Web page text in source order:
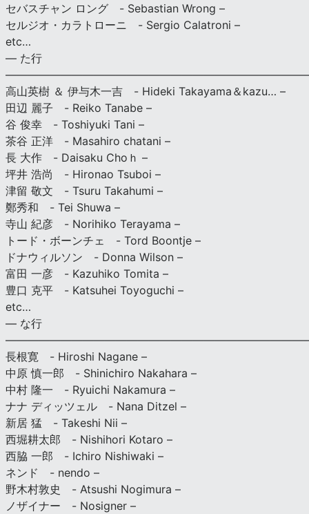
セバスチャン ロング - Sebastian Wrong –
セルジオ・カラトローニ - Sergio Calatroni –
etc…
— た行
高山英樹 ＆ 伊与木一吉 - Hideki Takayama＆kazu… –
田辺 麗子 - Reiko Tanabe –
谷 俊幸 - Toshiyuki Tani –
茶谷 正洋 - Masahiro chatani –
長 大作 - Daisaku Choｈ –
坪井 浩尚 - Hironao Tsuboi –
津留 敬文 - Tsuru Takahumi –
鄭秀和 - Tei Shuwa –
寺山 紀彦 - Norihiko Terayama –
トード・ボーンチェ - Tord Boontje –
ドナウィルソン - Donna Wilson –
富田 一彦 - Kazuhiko Tomita –
豊口 克平 - Katsuhei Toyoguchi –
etc…
— な行
長根寛 - Hiroshi Nagane –
中原 慎一郎 - Shinichiro Nakahara –
中村 隆一 - Ryuichi Nakamura –
ナナ ディッツェル - Nana Ditzel –
新居 猛 - Takeshi Nii –
西堀耕太郎 - Nishihori Kotaro –
西脇 一郎 - Ichiro Nishiwaki –
ネンド - nendo –
野木村敦史 - Atsushi Nogimura –
ノザイナー - Nosigner –